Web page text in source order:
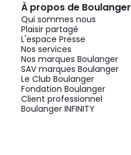
À propos de Boulanger
Qui sommes nous
Plaisir partagé
L'espace Presse
Nos services
Nos marques Boulanger
SAV marques Boulanger
Le Club Boulanger
Fondation Boulanger
Client professionnel
Boulanger INFINITY